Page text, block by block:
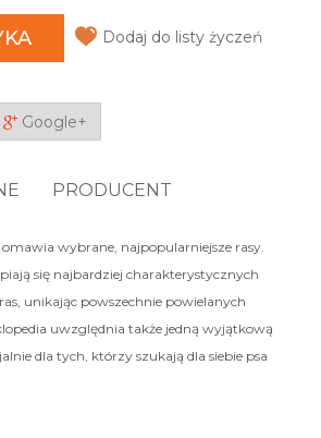
Dodaj do listy życzeń
Google+
PRODUCENT
wybrane, najpopularniejsze rasy.
się najbardziej charakterystycznych
unikając powszechnie powielanych
uwzględnia także jedną wyjątkową
dla tych, którzy szukają dla siebie psa